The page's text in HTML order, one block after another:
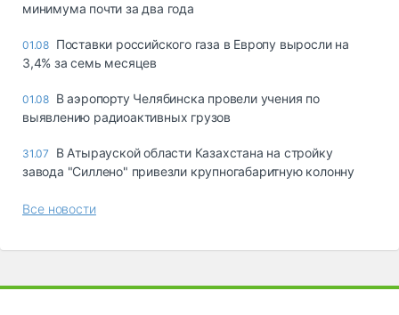
минимума почти за два года
01.08 Поставки российского газа в Европу выросли на
3,4% за семь месяцев
01.08 В аэропорту Челябинска провели учения по
выявлению радиоактивных грузов
31.07
В Атырауской области Казахстана на стройку
завода "Силлено" привезли крупногабаритную колонну
Все новости